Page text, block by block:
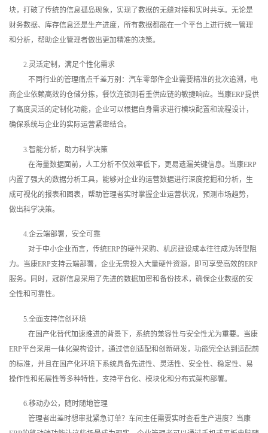
块，打破了传统的信息孤岛现象，实现了数据的无缝对接和实时共享。无论是
财务数据、库存信息还是生产进度，所有数据都能在一个平台上进行统一管理
和分析，帮助企业管理者做出更加精准的决策。
2.灵活定制，满足个性化需求
不同行业的管理痛点千差万别：汽车零部件企业需要精准的批次追溯，电
商企业依赖高效的仓储分拣，餐饮连锁则看重供应链的敏捷响应。当康ERP提供
了高度灵活的定制化功能，企业可以根据自身需求进行模块配置和流程设计，
确保系统与企业的实际运营紧密结合。
3.智能分析，助力科学决策
在海量数据面前，人工分析不仅效率低下，更易遗漏关键信息。当康ERP
内置了强大的数据分析工具，能够对企业的运营数据进行深度挖掘和分析，生
成可视化的报表和图表，帮助管理者实时掌握企业运营状况，预测市场趋势，
做出科学决策。
4.企云端部署，安全可靠
对于中小企业而言，传统ERP的硬件采购、机房建设成本往往成为转型阻
力。当康ERP支持云端部署，企业无需投入大量硬件资源，即可享受高效的ERP
服务。同时，冠群信息采用了先进的数据加密和备份技术，确保企业数据的安
全性和可靠性。
5.全面支持信创环境
在国产化替代加速推进的背景下，系统的兼容性与安全性尤为重要。当康
ERP平台采用一体化架构设计，通过信创适配和创新研发，功能完全达到适配前
的标准，并且在国产化环境下系统具备先进性、灵活性、安全性、稳定性、易
操作性和拓展性等多种特性，支持平台化、模块化和分布式架构部署。
6.移动办公，随时随地管理
管理者出差时想审批紧急订单？车间主任需要实时查看生产进度？当康